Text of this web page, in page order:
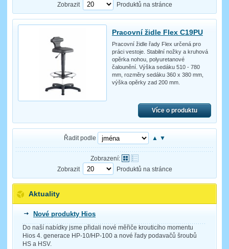
Zobrazit
Produktů na stránce
Pracovní židle Flex C19PU
Pracovní židle řady Flex určená pro
práci vestoje. Stabilní nožky a kruhová
opěrka nohou, polyuretanové
čalounění. Výška sedáku 510 - 780
mm, rozměry sedáku 360 x 380 mm,
výška opěrky zad 200 mm.
Více o produktu
Řadit podle ▲ ▼
Zobrazení:
Zobrazit
Produktů na stránce
Aktuality
Nové produkty Hios
Do naší nabídky jsme přidali nové měřiče krouticího momentu
Hios 4. generace HP-10/HP-100 a nové řady podavačů šroubů
HS a HSV.